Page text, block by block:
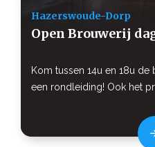
Hazerswoude-Dorp
Open Brouwerij
Kom tussen 14u en 18u
een rondleiding! Ook het